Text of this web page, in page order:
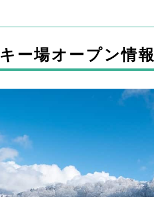
ー場オープン情報